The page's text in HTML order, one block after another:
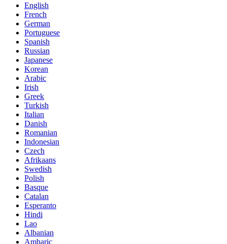
English
French
German
Portuguese
Spanish
Russian
Japanese
Korean
Arabic
Irish
Greek
Turkish
Italian
Danish
Romanian
Indonesian
Czech
Afrikaans
Swedish
Polish
Basque
Catalan
Esperanto
Hindi
Lao
Albanian
Amharic